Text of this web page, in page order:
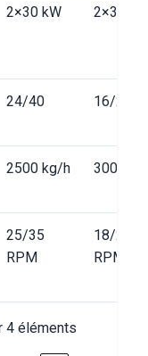
2×30 kW 2×30 kW
24/40 16/26
2500 kg/h 3000
25/35
RPM
18/28
RPM
4 éléments